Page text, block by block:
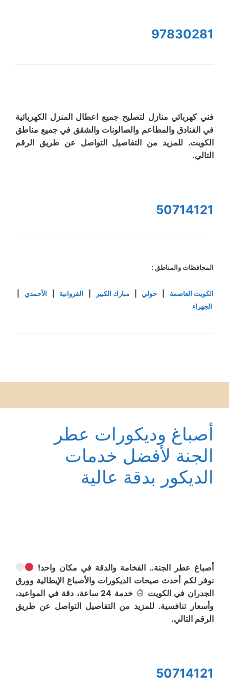
97830281
فني كهربائي منازل لتصليح جميع اعطال المنزل الكهربائية
في الفنادق والمطاعم والصالونات والشقق في جميع مناطق
الكويت. للمزيد من التفاصيل التواصل عن طريق الرقم
التالي.
50714121
المحافظات والمناطق :
الكويت العاصمة حولي|مبارك الكبير الفروانية الأحمدي
الجهراء
أصباغ وديكورات عطر
الجنة لأفضل خدمات
الديكور بدقة عالية
أصباغ عطر الجنة.. الفخامة والدقة في مكان واحد!
نوفر لكم أحدث صيحات الديكورات والأصباغ الإيطالية وورق
الجدران في الكويت
خدمة 24 ساعة، دقة في المواعيد،
وأسعار تنافسية. للمزيد من التفاصيل التواصل عن طريق
الرقم التالي.
50714121